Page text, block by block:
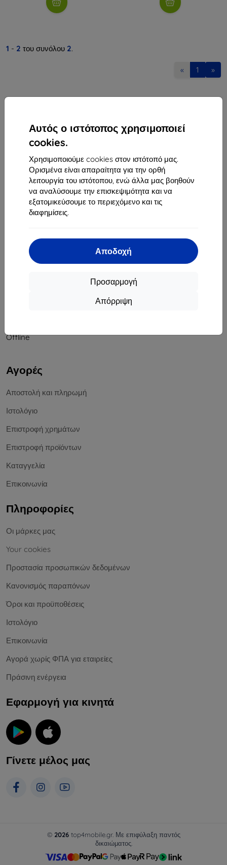
Αυτός ο ιστότοπος χρησιμοποιεί
cookies.
Χρησιμοποιούμε cookies στον ιστότοπό μας.
Ορισμένα είναι απαραίτητα για την ορθή
λειτουργία του ιστότοπου, ενώ άλλα μας βοηθούν
να αναλύσουμε την επισκεψιμότητα και να
εξατομικεύσουμε το περιεχόμενο και τις
διαφημίσεις.
Αποδοχή
Προσαρμογή
Απόρριψη
1 - 2 του συνόλου 2.
« 1 »
Οδός Rudolfa Mocka 3750/2A
841 04 Bratislava
Αριθμός Μητρώου Εταιρείας:46701494
ΑΦΜ ΦΠΑ:SK2023549671
Επικοινωνία
info@top4mobile.eu
Offline
Αγορές
Αποστολή και πληρωμή
Ιστολόγιο
Επιστροφή χρημάτων
Επιστροφή προϊόντων
Καταγγελία
Επικοινωνία
Πληροφορίες
Οι μάρκες μας
Your cookies
Προστασία προσωπικών δεδομένων
Κανονισμός παραπόνων
Όροι και προϋποθέσεις
Ιστολόγιο
Επικοινωνία
Αγορά χωρίς ΦΠΑ για εταιρείες
Πράσινη ενέργεια
Εφαρμογή για κινητά
Γίνετε μέλος μας
© 2026top4mobile.gr. Με επιφύλαξη παντός
δικαιώματος.